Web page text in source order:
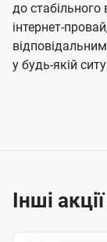
до стабільного
інтернет-
у будь-якій
Інші